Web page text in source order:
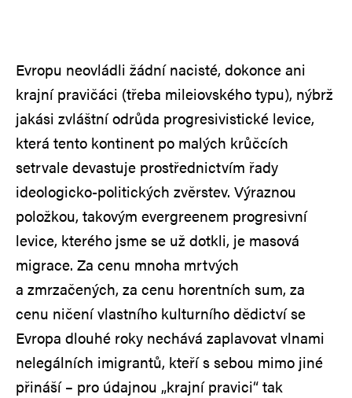
Evropu neovládli žádní nacisté, dokonce ani
krajní pravičáci (třeba mileiovského typu), nýbrž
jakási zvláštní odrůda progresivistické levice,
která tento kontinent po malých krůčcích
setrvale devastuje prostřednictvím řady
ideologicko-politických zvěrstev. Výraznou
položkou, takovým evergreenem progresivní
levice, kterého jsme se už dotkli, je masová
migrace. Za cenu mnoha mrtvých
a zmrzačených, za cenu horentních sum, za
cenu ničení vlastního kulturního dědictví se
Evropa dlouhé roky nechává zaplavovat vlnami
nelegálních imigrantů, kteří s sebou mimo jiné
přináší – pro údajnou „krajní pravici“ tak